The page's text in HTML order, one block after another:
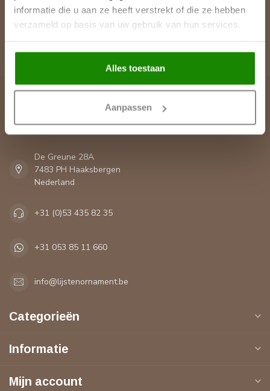
informatie die u aan ze heeft verstrekt of die ze hebben
verzameld op basis van uw gebruik van hun services.
Alles toestaan
Aanpassen
Klantenservice
Lijst & Ornament België
Contactgegevens
De Greune 28A
7483 PH Haaksbergen
Nederland
+31 (0)53 435 82 35
+31 053 85 11 660
info@lijstenornament.be
Categorieën
Informatie
Mijn account